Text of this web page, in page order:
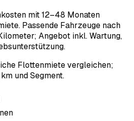
mit 12–48 Monaten
Passende Fahrzeuge nach
Angebot inkl. Wartung,
Flottenmiete vergleichen;
und Segment.